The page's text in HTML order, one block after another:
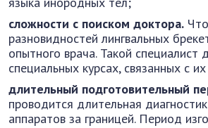
сложности с поиском доктора.
разновидностей лингвальных
опытного врача. Такой
специальных курсах, связанных с
длительный подготовительный
проводится длительная
аппаратов за границей. Период